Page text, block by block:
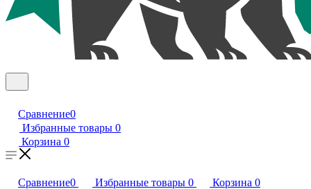
Сравнение0
Избранные товары 0
Корзина 0
Сравнение0 Избранные товары 0 Корзина 0